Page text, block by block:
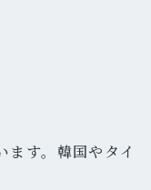
す。韓国やタイ